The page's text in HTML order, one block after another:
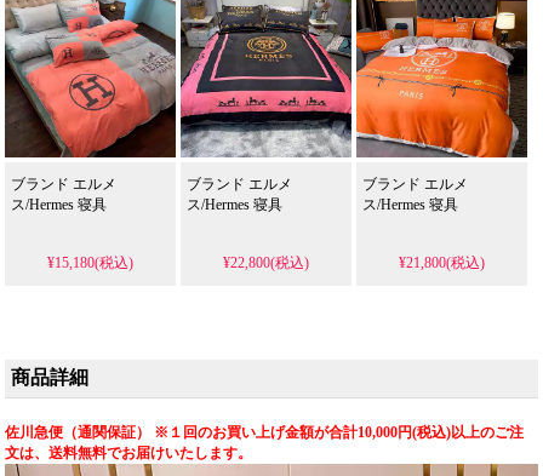
ブランド エルメ
ス/Hermes 寝具
¥15,180(税込)
ブランド エルメ
ス/Hermes 寝具
¥22,800(税込)
ブランド エルメ
ス/Hermes 寝具
¥21,800(税込)
商品詳細
佐川急便（通関保証） ※１回のお買い上げ金額が合計10,000円(税込)以上のご注
文は、送料無料でお届けいたします。